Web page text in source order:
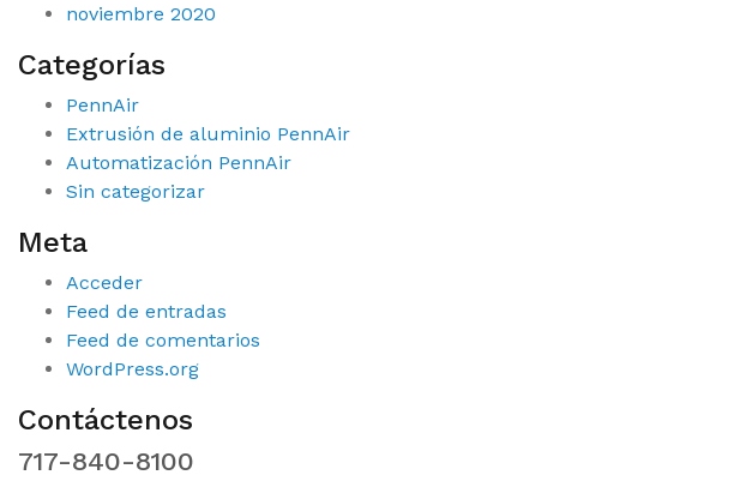
noviembre 2020
Categorías
PennAir
Extrusión de aluminio PennAir
Automatización PennAir
Sin categorizar
Meta
Acceder
Feed de entradas
Feed de comentarios
WordPress.org
Contáctenos
717-840-8100